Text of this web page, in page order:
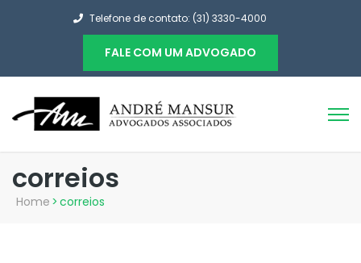
Telefone de contato: (31) 3330-4000
FALE COM UM ADVOGADO
correios
Home > correios